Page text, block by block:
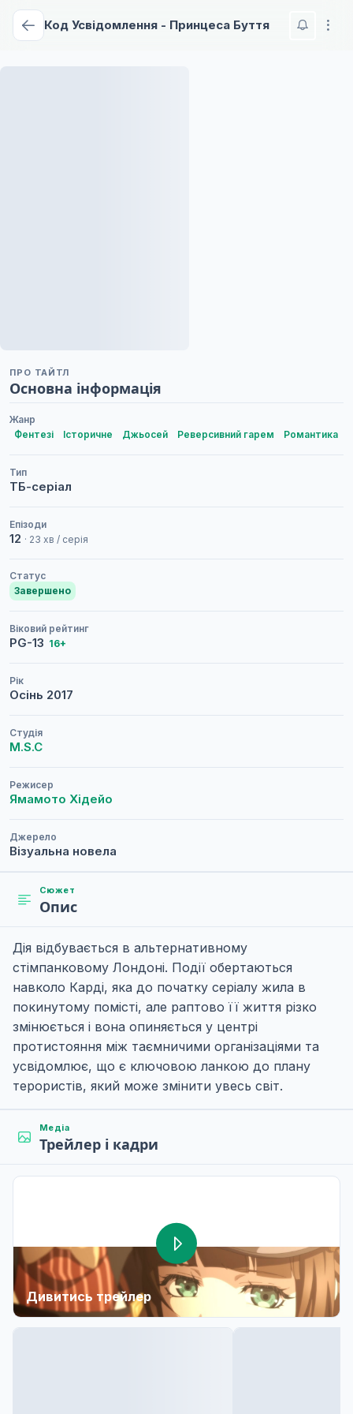
Код Усвідомлення - Принцеса Буття
ПРО ТАЙТЛ
Основна інформація
Жанр
Фентезі
Історичне Джьосей Реверсивний гарем Романтика
Тип
ТБ-серіал
Епізоди
12 · 23 хв / серія
Статус
Завершено
Віковий рейтинг
PG-13 16+
Рік
Осінь 2017
Студія
M.S.C
Режисер
Ямамото Хідейо
Джерело
Візуальна новела
Сюжет
Опис
Дія відбувається в альтернативному
стімпанковому Лондоні. Події обертаються
навколо Карді, яка до початку серіалу жила в
покинутому помісті, але раптово її життя різко
змінюється і вона опиняється у центрі
протистояння між таємничими організаціями та
усвідомлює, що є ключовою ланкою до плану
терористів, який може змінити увесь світ.
Медіа
Трейлер і кадри
Дивитись трейлер